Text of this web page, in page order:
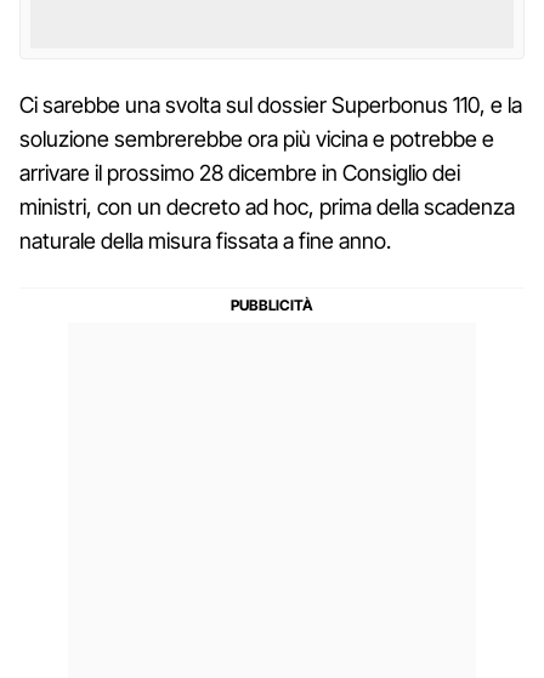
Ci sarebbe una svolta sul dossier Superbonus 110, e la
soluzione sembrerebbe ora più vicina e potrebbe e
arrivare il prossimo 28 dicembre in Consiglio dei
ministri, con un decreto ad hoc, prima della scadenza
naturale della misura fissata a fine anno.